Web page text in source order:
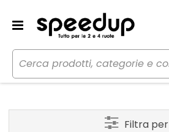
Filtra per